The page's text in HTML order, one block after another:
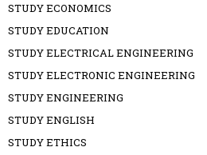
STUDY ECONOMICS
STUDY EDUCATION
STUDY ELECTRICAL ENGINEERING
STUDY ELECTRONIC ENGINEERING
STUDY ENGINEERING
STUDY ENGLISH
STUDY ETHICS